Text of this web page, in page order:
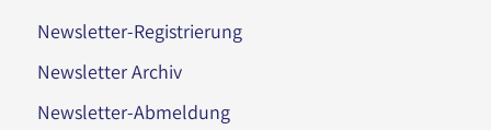
Newsletter-Registrierung
Newsletter Archiv
Newsletter-Abmeldung